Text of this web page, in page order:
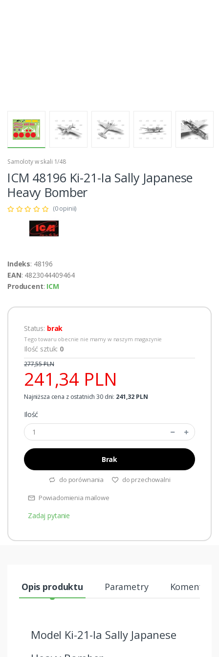
Samoloty w skali 1/48
ICM 48196 Ki-21-Ia Sally Japanese
Heavy Bomber
(0 opinii)
Indeks: 48196
EAN: 4823044409464
Producent: ICM
Status: brak
Tego towaru obecnie nie mamy w naszym magazynie
Ilość sztuk: 0
241,34 PLN
277,55 PLN
Najniższa cena z ostatnich 30 dni: 241,32 PLN
Ilość
Brak
do porównania do przechowalni
Powiadomienia mailowe
Zadaj pytanie
Opis produktu Parametry
Model Ki-21-Ia Sally Japanese